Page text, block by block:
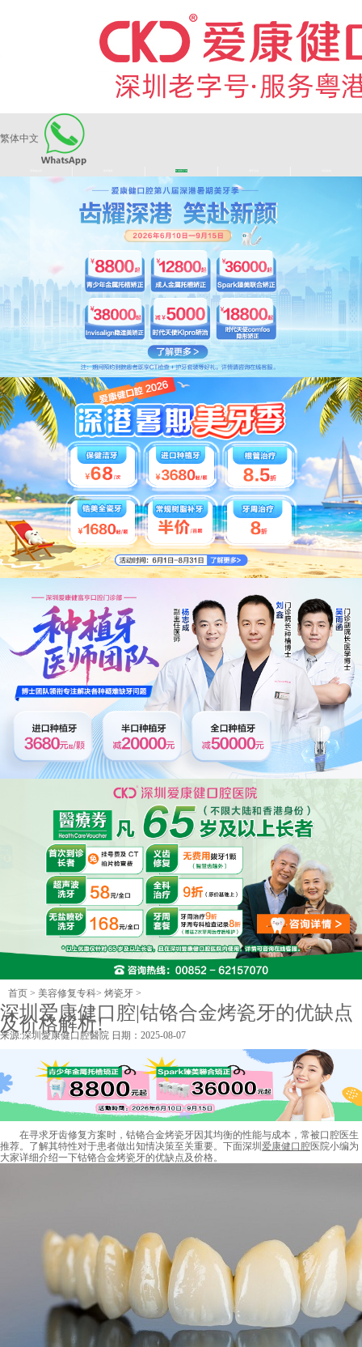
繁体中文
长者医疗券
首页 > 美容修复专科> 烤瓷牙 >
深圳爱康健口腔|钴铬合金烤瓷牙的优缺点
及价格解析!
来源:深圳愛康健口腔醫院 日期：2025-08-07
在寻求牙齿修复方案时，钴铬合金烤瓷牙因其均衡的性能与成本，常被口腔医生
推荐。了解其特性对于患者做出知情决策至关重要。下面深圳 爱康健口腔医院小编为
大家详细介绍一下钴铬合金烤瓷牙的优缺点及价格。